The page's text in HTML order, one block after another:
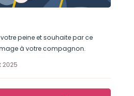
peine et souhaite par ce
à votre compagnon.
2025